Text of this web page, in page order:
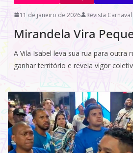
11 de janeiro de 2026 Revista Carnaval
Mirandela Vira
A Vila Isabel leva sua rua para outra
ganhar território e revela vigor